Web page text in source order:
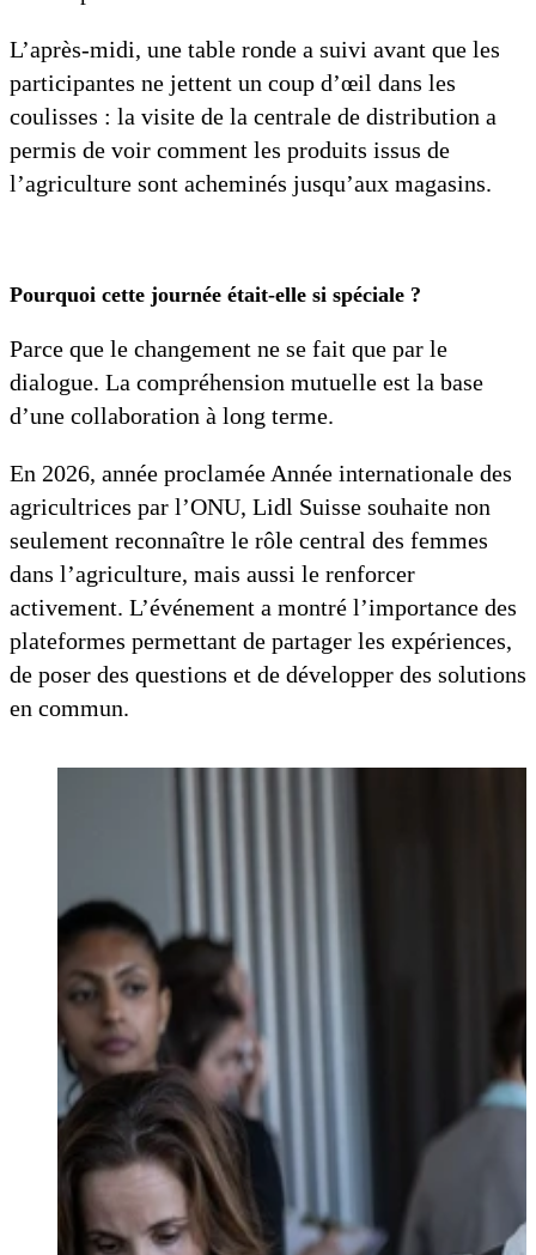
L’après-midi, une table ronde a suivi avant que les
participantes ne jettent un coup d’œil dans les
coulisses : la visite de la centrale de distribution a
permis de voir comment les produits issus de
l’agriculture sont acheminés jusqu’aux magasins.
Pourquoi cette journée était-elle si spéciale ?
Parce que le changement ne se fait que par le
dialogue. La compréhension mutuelle est la base
d’une collaboration à long terme.
En 2026, année proclamée Année internationale des
agricultrices par l’ONU, Lidl Suisse souhaite non
seulement reconnaître le rôle central des femmes
dans l’agriculture, mais aussi le renforcer
activement. L’événement a montré l’importance des
plateformes permettant de partager les expériences,
de poser des questions et de développer des solutions
en commun.